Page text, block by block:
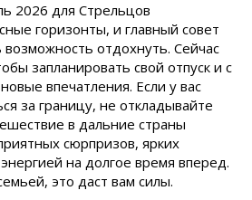
2026 для Стрельцов
горизонты, и главный совет
отдохнуть. Сейчас
запланировать свой отпуск и с
впечатления. Если у вас
за границу, не откладывайте
в дальние страны
сюрпризов, ярких
на долгое время вперед.
это даст вам силы.